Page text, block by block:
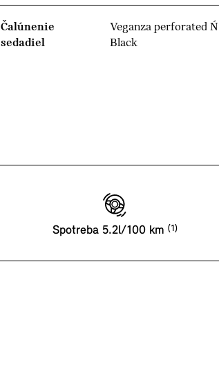
Čalúnenie
sedadiel
Veganza perforated Ń
Black
Spotreba 5.2l/100 km